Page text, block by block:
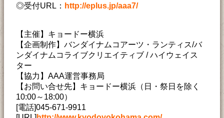
◎受付URL： http://eplus.jp/aaa7/
【主催】キョードー横浜
【企画制作】バンダイナムコアーツ・ランティス/バ
ンダイナムコライブクリエイティブ / ハイウェイス
ター
【協力】AAA運営事務局
【お問い合せ先】キョードー横浜（日・祭日を除く
10:00～18:00）
[電話]045-671-9911